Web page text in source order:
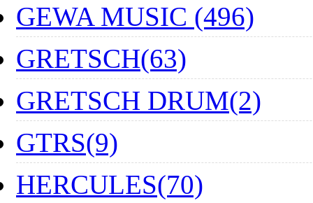
GEWA MUSIC (496)
GRETSCH(63)
GRETSCH DRUM(2)
GTRS(9)
HERCULES(70)